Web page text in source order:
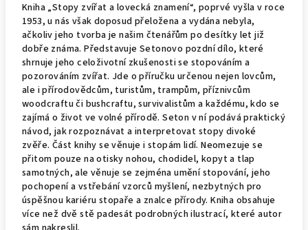
Kniha „Stopy zvířat a lovecká znamení“, poprvé vyšla v roce
1953, u nás však doposud přeložena a vydána nebyla,
ačkoliv jeho tvorba je našim čtenářům po desítky let již
dobře známa. Představuje Setonovo pozdní dílo, které
shrnuje jeho celoživotní zkušenosti se stopováním a
pozorováním zvířat. Jde o příručku určenou nejen lovcům,
ale i přírodovědcům, turistům, trampům, příznivcům
woodcraftu či bushcraftu, survivalistům a každému, kdo se
zajímá o život ve volné přírodě. Seton v ní podává praktický
návod, jak rozpoznávat a interpretovat stopy divoké
zvěře. Část knihy se věnuje i stopám lidí. Neomezuje se
přitom pouze na otisky nohou, chodidel, kopyt a tlap
samotných, ale věnuje se zejména umění stopování, jeho
pochopení a vstřebání vzorců myšlení, nezbytných pro
úspěšnou kariéru stopaře a znalce přírody. Kniha obsahuje
více než dvě stě padesát podrobných ilustrací, které autor